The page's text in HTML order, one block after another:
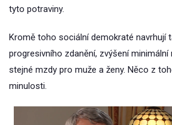
tyto potraviny.
Kromě toho sociální demokraté navrhují
progresivního zdanění, zvýšení
stejné mzdy pro muže a ženy. Něco z
minulosti.